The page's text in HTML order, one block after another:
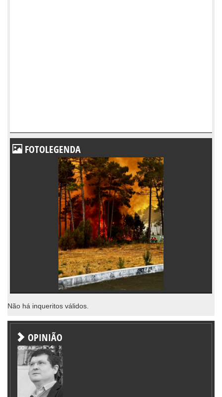
FOTOLEGENDA
Não há inqueritos válidos.
OPINIÃO